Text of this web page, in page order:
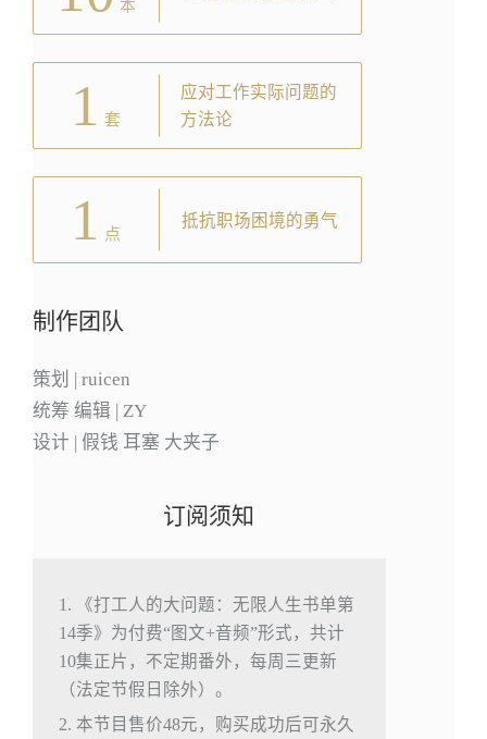
本
1 套
应对工作实际问题的
方法论
1 点
抵抗职场困境的勇气
制作团队
策划 | ruicen
统筹 编辑 | ZY
设计 | 假钱 耳塞 大夹子
订阅须知
1. 《打工人的大问题：无限人生书单第
14季》为付费“图文+音频”形式，共计
10集正片，不定期番外，每周三更新
（法定节假日除外）。
2. 本节目售价48元，购买成功后可永久